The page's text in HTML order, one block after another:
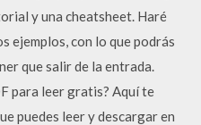
y una cheatsheet. Haré
ejemplos, con lo que podrás
que salir de la entrada.
para leer gratis? Aquí te
puedes leer y descargar en